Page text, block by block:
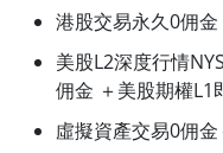
港股交易永久0佣
美股L2深度行情
佣金 ＋美股期權L1
虛擬資產交易0佣